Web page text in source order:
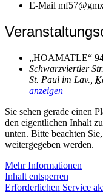
E-Mail
„HOAMATLE“
Schwarzviertler
St. Paul im Lav.
anzeigen
Sie sehen gerade einen
den eigentlichen Inhalt
unten. Bitte beachten
weitergegeben werden.
Mehr Informationen
Inhalt entsperren
Erforderlichen Service